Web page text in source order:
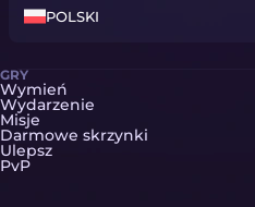
POLSKI
GRY
Wymień
Wydarzenie
Misje
Darmowe skrzynki
Ulepsz
PvP